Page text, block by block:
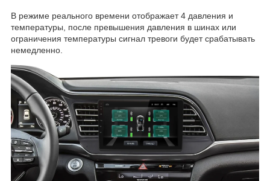
В режиме реального времени отображает 4 давления и
температуры, после превышения давления в шинах или
ограничения температуры сигнал тревоги будет срабатывать
немедленно.